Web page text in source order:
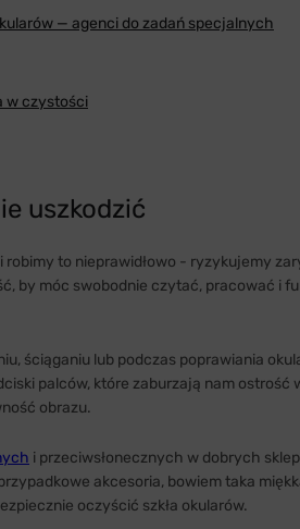
— agenci do zadań specjalnych
w czystości
uszkodzić
to nieprawidłowo - ryzykujemy
by móc swobodnie czytać, pracować i
ściąganiu lub podczas poprawiania
palców, które zaburzają nam ostrość
obrazu.
i przeciwsłonecznych w dobrych
akcesoria, bowiem taka
oczyścić szkła okularów.